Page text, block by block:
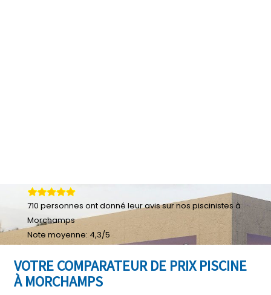
VOTRE COMPARATEUR DE PRIX PISCINE
À MORCHAMPS
710 personnes ont donné leuravis sur nos piscinistes à
Morchamps
Note moyenne: 4,3/5